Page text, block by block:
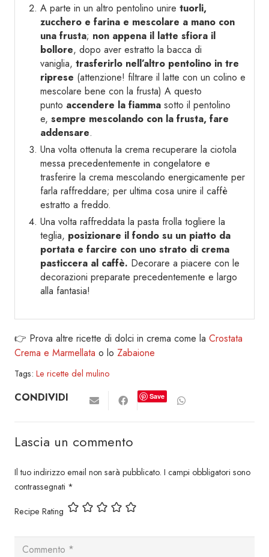
A parte in un altro pentolino unire tuorli,
zucchero e farina e mescolare a mano con
una frusta; non appena il latte sfiora il
bollore, dopo aver estratto la bacca di
vaniglia, trasferirlo nell’altro pentolino in tre
riprese (attenzione! filtrare il latte con un colino e
mescolare bene con la frusta) A questo
punto accendere la fiamma sotto il pentolino
e, sempre mescolando con la frusta, fare
addensare.
Una volta ottenuta la crema recuperare la ciotola
messa precedentemente in congelatore e
trasferire la crema mescolando energicamente per
farla raffreddare; per ultima cosa unire il caffè
estratto a freddo.
Una volta raffreddata la pasta frolla togliere la
teglia, posizionare il fondo su un piatto da
portata e farcire con uno strato di crema
pasticcera al caffè. Decorare a piacere con le
decorazioni preparate precedentemente e largo
alla fantasia!
👉 Prova altre ricette di dolci in crema come la Crostata
Crema e Marmellata o lo Zabaione
Tags: Le ricette del mulino
CONDIVIDI Save
Lascia un commento
Il tuo indirizzo email non sarà pubblicato. I campi obbligatori sono
contrassegnati *
Recipe Rating